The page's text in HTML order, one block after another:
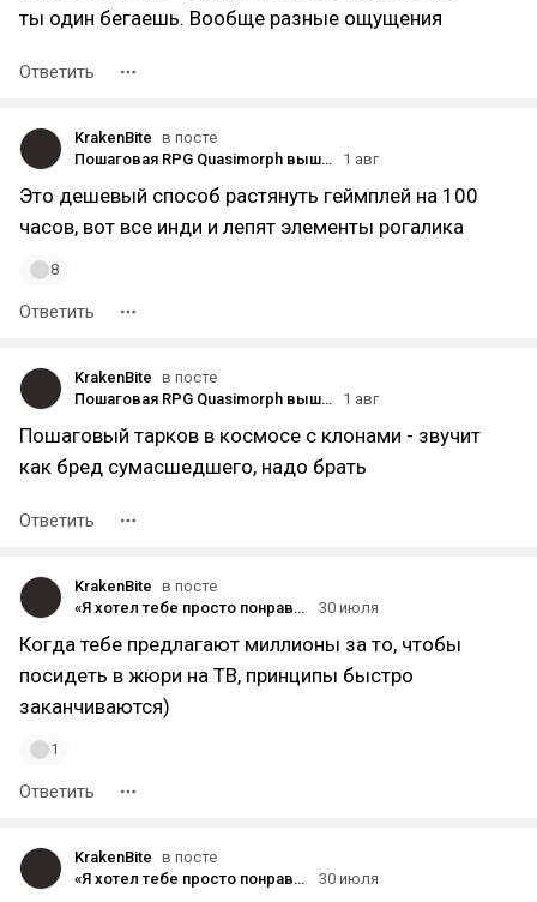
ты один бегаешь. Вообще разные ощущения
Ответить
KrakenBite в посте
Пошаговая RPG Quasimorph вышла из раннего доступа
1 авг
Это дешевый способ растянуть геймплей на 100
часов, вот все инди и лепят элементы рогалика
8
Ответить
KrakenBite в посте
Пошаговая RPG Quasimorph вышла из раннего доступа
1 авг
Пошаговый тарков в космосе с клонами - звучит
как бред сумасшедшего, надо брать
Ответить
KrakenBite в посте
«Я хотел тебе просто понравиться»: первый тизер-трейлер байопика про рэпера Басту
30 июля
Когда тебе предлагают миллионы за то, чтобы
посидеть в жюри на ТВ, принципы быстро
заканчиваются)
1
Ответить
KrakenBite в посте
«Я хотел тебе просто понравиться»: первый тизер-трейлер байопика про рэпера Басту
30 июля